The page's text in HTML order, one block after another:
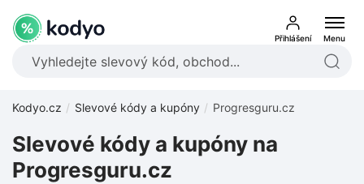
Přihlášení Menu
Kodyo.cz Slevové kódy a kupóny Progresguru.cz
Slevové kódy a kupóny na
Progresguru.cz